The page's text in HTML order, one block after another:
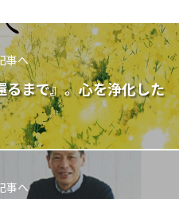
事へ
まで』。心を浄化した
事へ